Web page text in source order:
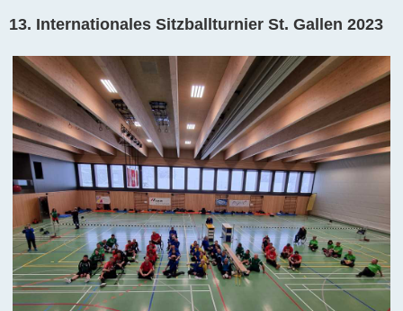
13. Internationales Sitzballturnier St. Gallen 2023